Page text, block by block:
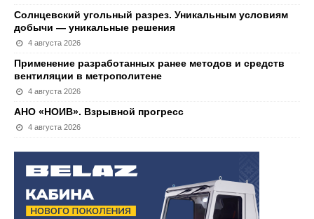
Солнцевский угольный разрез. Уникальным условиям
добычи — уникальные решения
4 августа 2026
Применение разработанных ранее методов и средств
вентиляции в метрополитене
4 августа 2026
АНО «НОИВ». Взрывной прогресс
4 августа 2026